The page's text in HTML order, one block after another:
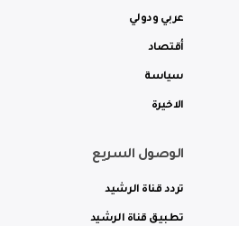
عربي ودولي
أقتصاد
سياسة
الاخيرة
الوصول السريع
تردد قناة الرشيد
تطبيق قناة الرشيد